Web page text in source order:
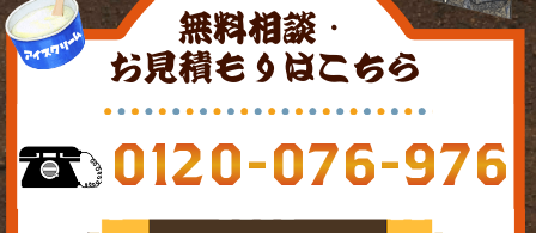
無料相談・
お見積もりはこちら
0120-076-976